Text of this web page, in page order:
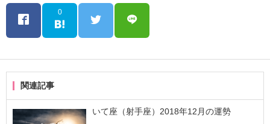
0
関連記事
いて座（射手座）2018年12月の運勢